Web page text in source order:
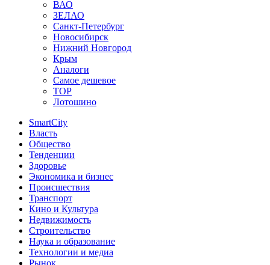
ВАО
ЗЕЛАО
Санкт-Петербург
Новосибирск
Нижний Новгород
Крым
Аналоги
Самое дешевое
TOP
Лотошино
SmartCity
Власть
Общество
Тенденции
Здоровье
Экономика и бизнес
Происшествия
Транспорт
Кино и Культура
Недвижимость
Строительство
Наука и образование
Технологии и медиа
Рынок